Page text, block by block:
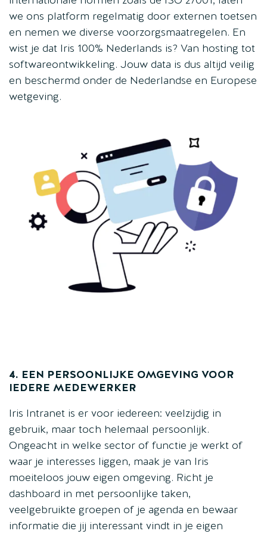
we ons platform regelmatig door externen toetsen
en nemen we diverse voorzorgsmaatregelen. En
wist je dat Iris 100% Nederlands is? Van hosting tot
softwareontwikkeling. Jouw data is dus altijd veilig
en beschermd onder de Nederlandse en Europese
wetgeving.
4. EEN PERSOONLIJKE OMGEVING VOOR
IEDERE MEDEWERKER
Iris Intranet is er voor iedereen: veelzijdig in
gebruik, maar toch helemaal persoonlijk.
Ongeacht in welke sector of functie je werkt of
waar je interesses liggen, maak je van Iris
moeiteloos jouw eigen omgeving. Richt je
dashboard in met persoonlijke taken,
veelgebruikte groepen of je agenda en bewaar
informatie die jij interessant vindt in je eigen